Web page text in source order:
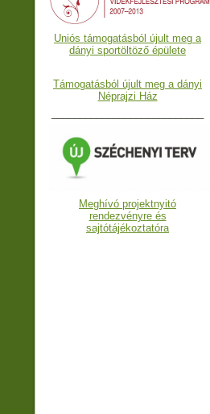
Uniós támogatásból újult meg a
dányi sportöltöző épülete
Támogatásból újult meg a dányi
Néprajzi Ház
Meghívó projektnyitó
rendezvényre és
sajtótájékoztatóra